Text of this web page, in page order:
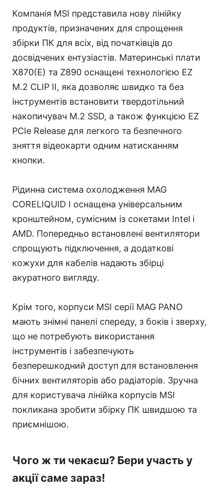
Компанія MSI представила нову лінійку
продуктів, призначених для спрощення
збірки ПК для всіх, від початківців до
досвідчених ентузіастів. Материнські плати
X870(E) та Z890 оснащені технологією EZ
M.2 CLIP II, яка дозволяє швидко та без
інструментів встановити твердотільний
накопичувач M.2 SSD, а також функцією EZ
PCIe Release для легкого та безпечного
зняття відеокарти одним натисканням
кнопки.
Рідинна система охолодження MAG
CORELIQUID I оснащена універсальним
кронштейном, сумісним із сокетами Intel і
AMD. Попередньо встановлені вентилятори
спрощують підключення, а додаткові
кожухи для кабелів надають збірці
акуратного вигляду.
Крім того, корпуси MSI серії MAG PANO
мають знімні панелі спереду, з боків і зверху,
що не потребують використання
інструментів і забезпечують
безперешкодний доступ для встановлення
бічних вентиляторів або радіаторів. Зручна
для користувача лінійка корпусів MSI
покликана зробити збірку ПК швидшою та
приємнішою.
Чого ж ти чекаєш? Бери участь у
акції саме зараз!